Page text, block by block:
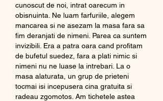
cunoscut de noi, intrat oarecum in
obisnuinta. Ne luam farfuriile, alegem
mancarea si ne asezam la masa fara sa
fim deranjati de nimeni. Parea ca suntem
invizibili. Era a patra oara cand profitam
de bufetul suedez, fara a plati nimic si
nimeni nu ne luase la intrebari. La o
masa alaturata, un grup de prieteni
tocmai isi incepusera cina gratuita si
radeau zgomotos. Am tichetele astea